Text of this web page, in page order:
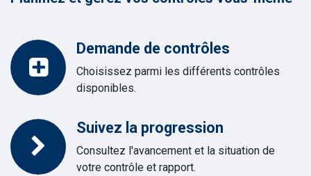
Demande de contrôles
Choisissez parmi les différents contrôles
disponibles.
Suivez la progression
Consultez l'avancement et la situation de
votre contrôle et rapport.